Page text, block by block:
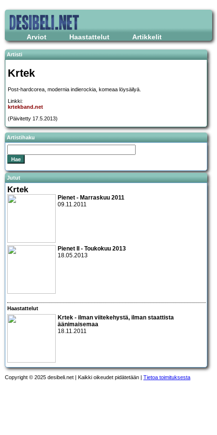
Arviot Haastattelut Artikkelit
Artisti
Krtek
Post-hardcorea, modernia indierockia, komeaa löysäilyä.
Linkki:
krtekband.net
(Päivitetty 17.5.2013)
Artistihaku
Jutut
Krtek
Pienet - Marraskuu 2011
09.11.2011
Pienet II - Toukokuu 2013
18.05.2013
Haastattelut
Krtek - ilman viitekehystä, ilman staattista
äänimaisemaa
18.11.2011
Copyright © 2025 desibeli.net | Kaikki oikeudet pidätetään | Tietoa toimituksesta